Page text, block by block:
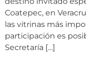
Coatepec, en
las vitrinas más
participación es
Secretaría […]